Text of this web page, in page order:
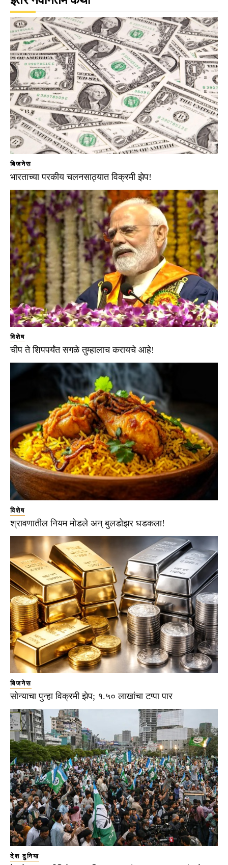
बिजनेस
भारताच्या परकीय चलनसाठ्यात विक्रमी झेप!
विशेष
चीप ते शिपपर्यंत सगळे तुम्हालाच करायचे आहे!
विशेष
श्रावणातील नियम मोडले अन् बुलडोझर धडकला!
बिजनेस
सोन्याचा पुन्हा विक्रमी झेप; १.५० लाखांचा टप्पा पार
देश दुनिया